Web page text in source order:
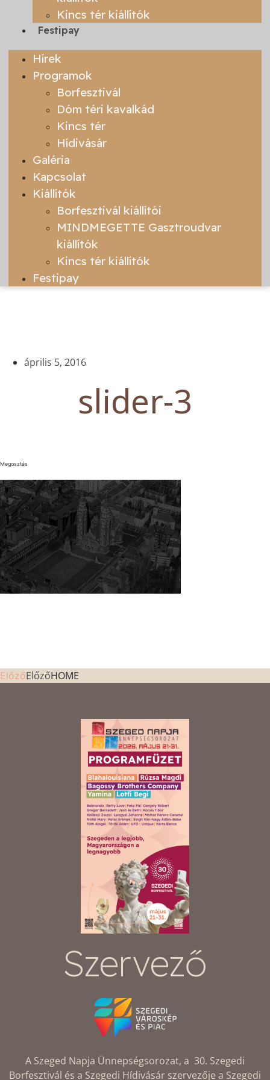
Kincs tér kiállítók
Festipay
Hírek
Programok
Borfesztivál
Dóm téri kavalkád
Kincs tér
Hídivásár
Galéria
Kapcsolat
Kiállítók
Borfesztivál kiállítói
MINDMEGETTE Gasztroudvar
kiállítók
Kincs tér kiállítók
Festipay
április 5, 2016
slider-3
Megosztás
ElőzőElőzőHOME
Szervező
A Szeged Napja Ünnepségsorozat, a 30. Szegedi
Borfesztivál és a Szegedi Hídivásár szervezője a Szegedi